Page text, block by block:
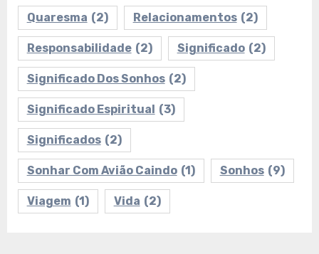
Quaresma (2) Relacionamentos (2)
Responsabilidade (2) Significado (2)
Significado Dos Sonhos (2)
Significado Espiritual (3)
Significados (2)
Sonhar Com Avião Caindo (1) Sonhos (9)
Viagem (1) Vida (2)